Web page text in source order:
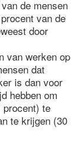
de mensen
van de
door
van werken op
dat
is dan voor
hebben om
procent) te
te krijgen (30